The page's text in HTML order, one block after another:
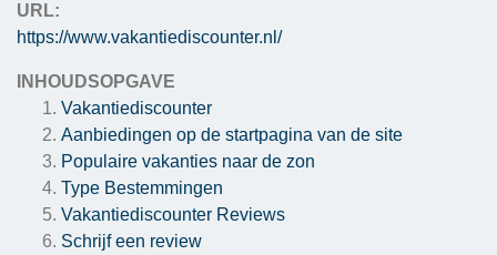
URL:
https://www.vakantiediscounter.nl/
INHOUDSOPGAVE
Vakantiediscounter
Aanbiedingen op de startpagina van de site
Populaire vakanties naar de zon
Type Bestemmingen
Vakantiediscounter Reviews
Schrijf een review